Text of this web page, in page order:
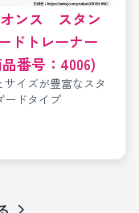
オンス スタン
ドトレーナー
番号：4006)
サイズが豊富なスタ
ードタイプ